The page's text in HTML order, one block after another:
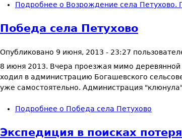
Подробнее о Возрождение села Петухово.
Победа села Петухово
Опубликовано 9 июня, 2013 - 23:27
8 июня 2013. Вчера проезжая мимо
ходил в администрацию Богашевского
уже самостоятельно. Администрация
Подробнее о Победа села Петухово
Экспедиция в поисках